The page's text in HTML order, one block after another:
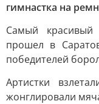
гимнастка на
Самый красивый
прошел в
победителей
Артистки
жонглировали